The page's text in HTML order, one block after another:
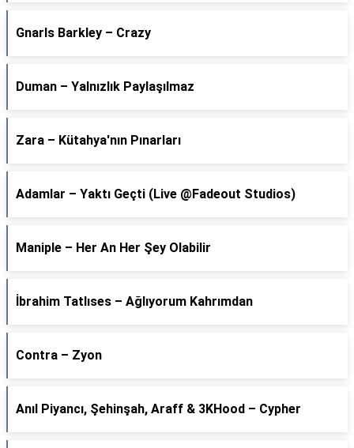
Gnarls Barkley – Crazy
Duman – Yalnızlık Paylaşılmaz
Zara – Kütahya'nın Pınarları
Adamlar – Yaktı Geçti (Live @Fadeout Studios)
Maniple – Her An Her Şey Olabilir
İbrahim Tatlıses – Ağlıyorum Kahrımdan
Contra – Zyon
Anıl Piyancı, Şehinşah, Araff & 3KHood – Cypher